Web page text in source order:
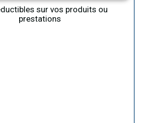
sur vos produits ou
prestations